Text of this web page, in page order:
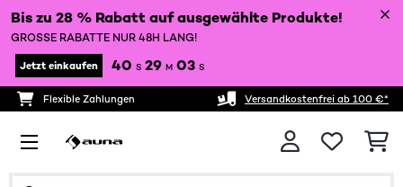
Bis zu 28 % Rabatt auf ausgewählte Produkte!
GROSSE RABATTE NUR 48H LANG!
Jetzt einkaufen 40 S 29 M 03 S
Flexible Zahlungen Versandkostenfrei ab 100 €*